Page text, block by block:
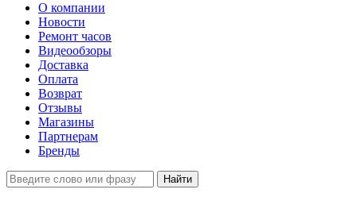
О компании
Новости
Ремонт часов
Видеообзоры
Доставка
Оплата
Возврат
Отзывы
Магазины
Партнерам
Бренды